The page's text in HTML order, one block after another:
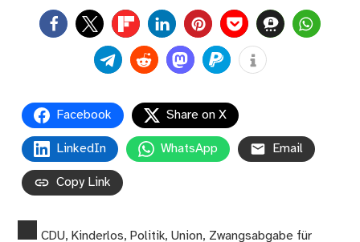
0
Facebook Share on X
LinkedIn WhatsApp Email
Copy Link
CDU,Kinderlos,Politik,Union, Zwangsabgabe für